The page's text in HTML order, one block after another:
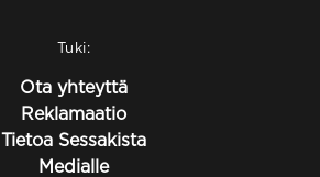
Tuki:
Ota yhteyttä
Reklamaatio
Tietoa Sessakista
Medialle